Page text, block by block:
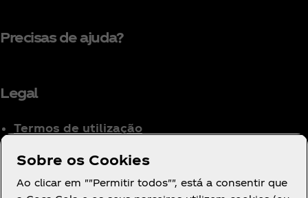
Precisas de ajuda?
Legal
Termos de utilização
para Consumidores
Definições de cookies
Sobre os Cookies
Ao clicar em ""Permitir todos"", está a consentir que